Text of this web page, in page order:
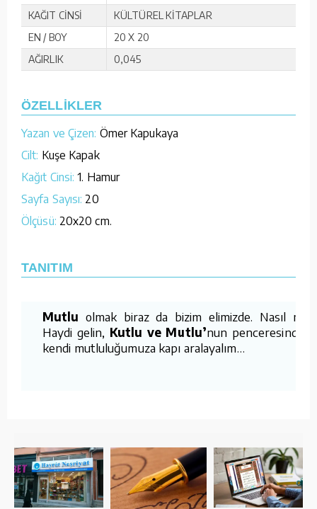
KAĞIT CİNSİ
KÜLTÜREL KİTAPLAR
EN / BOY
20 X 20
AĞIRLIK
0,045
ÖZELLİKLER
Yazan ve Çizen: Ömer Kapukaya
Cilt: Kuşe Kapak
Kağıt Cinsi: 1. Hamur
Sayfa Sayısı: 20
Ölçüsü: 20x20 cm.
TANITIM
Mutlu olmak biraz da bizim elimizde. Nasıl mı?
Haydi gelin, Kutlu ve Mutlu’nun penceresinden
kendi mutluluğumuza kapı aralayalım…